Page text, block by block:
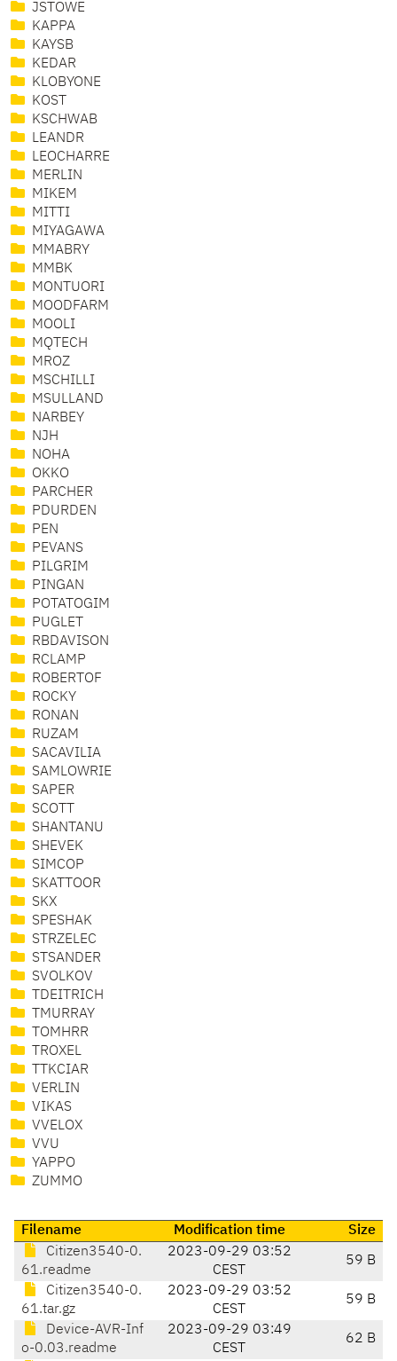
JSTOWE
KAPPA
KAYSB
KEDAR
KLOBYONE
KOST
KSCHWAB
LEANDR
LEOCHARRE
MERLIN
MIKEM
MITTI
MIYAGAWA
MMABRY
MMBK
MONTUORI
MOODFARM
MOOLI
MQTECH
MROZ
MSCHILLI
MSULLAND
NARBEY
NJH
NOHA
OKKO
PARCHER
PDURDEN
PEN
PEVANS
PILGRIM
PINGAN
POTATOGIM
PUGLET
RBDAVISON
RCLAMP
ROBERTOF
ROCKY
RONAN
RUZAM
SACAVILIA
SAMLOWRIE
SAPER
SCOTT
SHANTANU
SHEVEK
SIMCOP
SKATTOOR
SKX
SPESHAK
STRZELEC
STSANDER
SVOLKOV
TDEITRICH
TMURRAY
TOMHRR
TROXEL
TTKCIAR
VERLIN
VIKAS
VVELOX
VVU
YAPPO
ZUMMO
Filename Modification time
Size
Citizen3540-0.
61.readme
2023-09-29 03:52
CEST
59 B
Citizen3540-0.
61.tar.gz
2023-09-29 03:52
CEST
59 B
Device-AVR-Inf
o-0.03.readme
2023-09-29 03:49
CEST
62 B